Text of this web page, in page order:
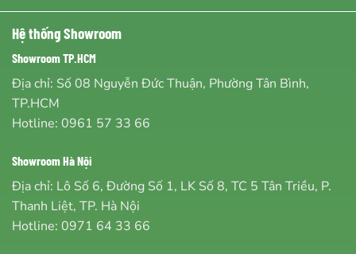
Hệ thống Showroom
Showroom TP.HCM
Địa chỉ: Số 08 Nguyễn Đức Thuận, Phường Tân Bình,
TP.HCM
Hotline: 0961 57 33 66
Showroom Hà Nội
Địa chỉ: Lô Số 6, Đường Số 1, LK Số 8, TC 5 Tân Triều, P.
Thanh Liệt, TP. Hà Nội
Hotline: 0971 64 33 66